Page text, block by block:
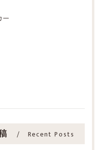
ー
Recent Posts